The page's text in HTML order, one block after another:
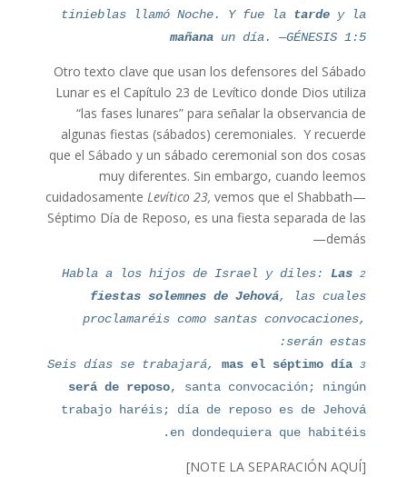
tinieblas llamó Noche. Y fue la tarde y la
mañana un día. —GÉNESIS 1:5
Otro texto clave que usan los defensores del Sábado
Lunar es el Capítulo 23 de Levítico donde Dios utiliza
“las fases lunares” para señalar la observancia de
algunas fiestas (sábados) ceremoniales. Y recuerde
que el Sábado y un sábado ceremonial son dos cosas
muy diferentes. Sin embargo, cuando leemos
cuidadosamenteLevítico 23, vemos que el Shabbath—
Séptimo Día de Reposo, es una fiesta separada de las
demás—
Habla a los hijos de Israel y diles:Las
fiestas solemnes de Jehová, las cuales
proclamaréis como santas convocaciones,
serán estas:
Seis días se trabajará,
mas el séptimo día
será de reposo, santa convocación; ningún
trabajo haréis; día de reposo es de Jehová
en dondequiera que habitéis.
[NOTE LA SEPARACIÓN AQUÍ]